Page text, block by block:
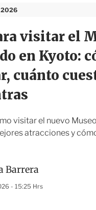
2026
i
r
visitar el
en Kyoto:
cuánto
visitar el nuevo
atracciones y
Barrera
- 15:25 Hrs